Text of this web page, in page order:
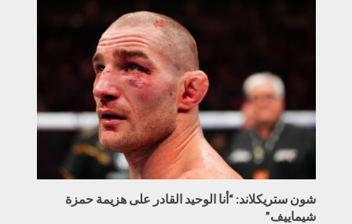
شون ستريكلاند: “أنا الوحيد القادر على هزيمة حمزة
شيماييف”